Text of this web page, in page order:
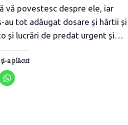
vă povestesc despre ele, iar
au tot adăugat dosare și hârtii și
și lucrări de predat urgent și…
ţi-a plăcut